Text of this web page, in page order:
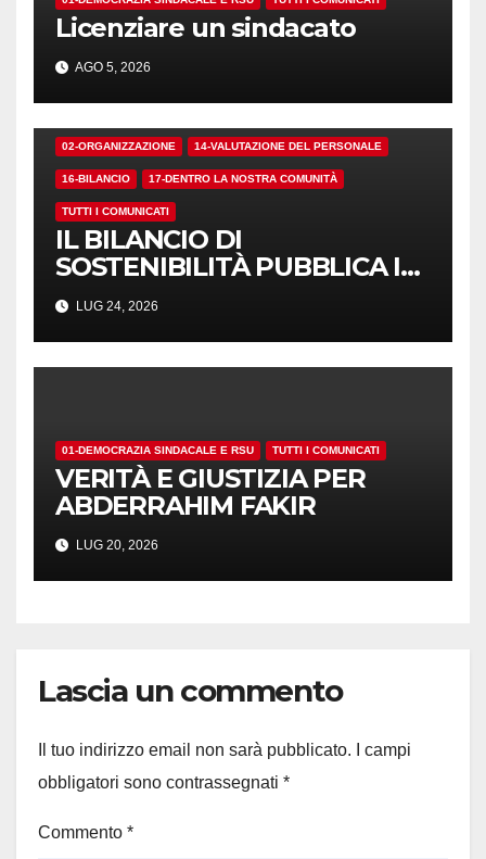
Licenziare un sindacato
AGO 5, 2026
02-ORGANIZZAZIONE 14-VALUTAZIONE DEL PERSONALE
16-BILANCIO 17-DENTRO LA NOSTRA COMUNITÀ
TUTTI I COMUNICATI
IL BILANCIO DI
SOSTENIBILITÀ PUBBLICA I
NUMERI. MA I CRITERI?
LUG 24, 2026
01-DEMOCRAZIA SINDACALE E RSU TUTTI I COMUNICATI
VERITÀ E GIUSTIZIA PER
ABDERRAHIM FAKIR
LUG 20, 2026
Lascia un commento
Il tuo indirizzo email non sarà pubblicato.
I campi
obbligatori sono contrassegnati *
Commento *